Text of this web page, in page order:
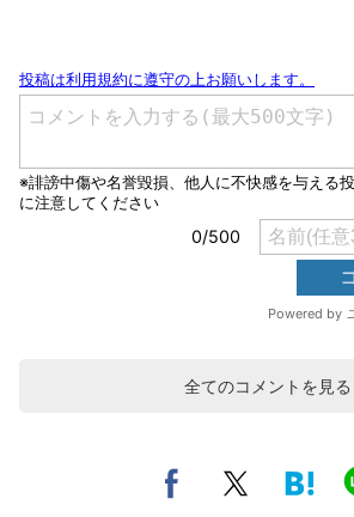
全てのコメントを見る